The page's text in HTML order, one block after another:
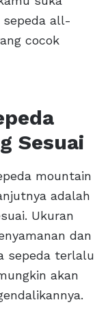
sepeda all-
cocok
Sesuai
mountain
adalah
Ukuran
dan
sepeda terlalu
akan